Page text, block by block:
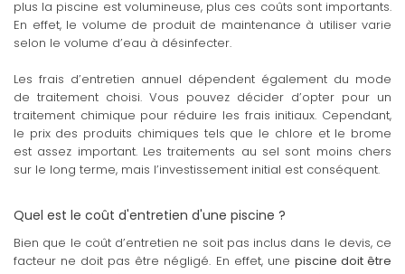
plus la piscine est volumineuse, plus ces coûts sont importants.
En effet, le volume de produit de maintenance à utiliser varie
selon le volume d’eau à désinfecter.
Les frais d’entretien annuel dépendent également du mode
de traitement choisi. Vous pouvez décider d’opter pour un
traitement chimique pour réduire les frais initiaux. Cependant,
le prix des produits chimiques tels que le chlore et le brome
est assez important. Les traitements au sel sont moins chers
sur le long terme, mais l’investissement initial est conséquent.
Quel est le coût d'entretien d'une piscine ?
Bien que le coût d’entretien ne soit pas inclus dans le devis, ce
facteur ne doit pas être négligé. En effet, une piscine doit être